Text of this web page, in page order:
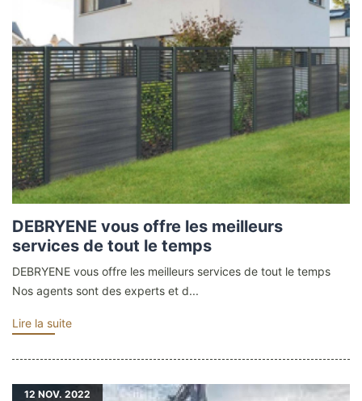
DEBRYENE vous offre les meilleurs
services de tout le temps
DEBRYENE vous offre les meilleurs services de tout le temps
Nos agents sont des experts et d...
Lire la suite
12 NOV. 2022